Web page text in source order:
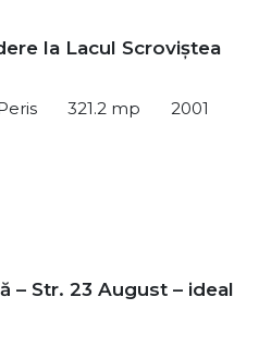
la Lacul Scroviștea
321.2 mp 2001
– Str. 23 August – ideal